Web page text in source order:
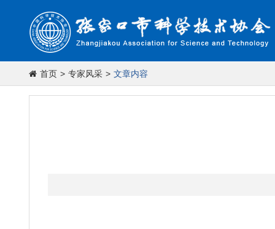
首页 > 专家风采 > 文章内容